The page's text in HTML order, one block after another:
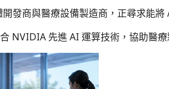
發商與醫療設備製造商，正尋求能將
NVIDIA 先進 AI 運算技術，協助醫